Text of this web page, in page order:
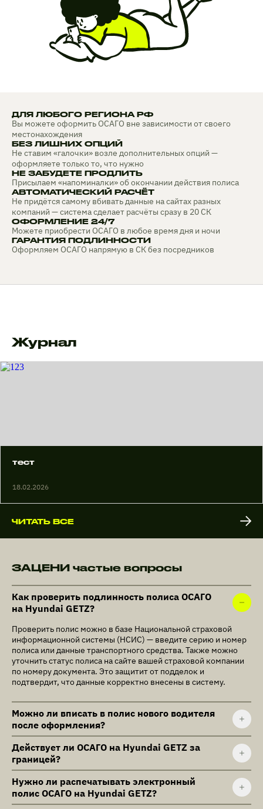
ДЛЯ ЛЮБОГО РЕГИОНА РФ
Вы можете оформить ОСАГО вне зависимости от своего
местонахождения
БЕЗ ЛИШНИХ ОПЦИЙ
Не ставим «галочки» возле дополнительных опций —
оформляете только то, что нужно
НЕ ЗАБУДЕТЕ ПРОДЛИТЬ
Присылаем «напоминалки» об окончании действия полиса
АВТОМАТИЧЕСКИЙ РАСЧЁТ
Не придётся самому вбивать данные на сайтах разных
компаний — система сделает расчёты сразу в 20 СК
ОФОРМЛЕНИЕ 24/7
Можете приобрести ОСАГО в любое время дня и ночи
ГАРАНТИЯ ПОДЛИННОСТИ
Оформляем ОСАГО напрямую в СК без посредников
Журнал
тест
18.02.2026
ЧИТАТЬ ВСЕ
ЗАЦЕНИ частые вопросы
Как проверить подлинность полиса ОСАГО
на Hyundai GETZ?
Проверить полис можно в базе Национальной страховой
информационной системы (НСИС) — введите серию и номер
полиса или данные транспортного средства. Также можно
уточнить статус полиса на сайте вашей страховой компании
по номеру документа. Это защитит от подделок и
подтвердит, что данные корректно внесены в систему.
Можно ли вписать в полис нового водителя
после оформления?
Действует ли ОСАГО на Hyundai GETZ за
границей?
Нужно ли распечатывать электронный
полис ОСАГО на Hyundai GETZ?